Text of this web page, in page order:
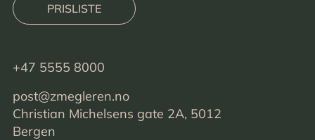
PRISLISTE
+47 5555 8000
post@zmegleren.no
Christian Michelsens gate 2A, 5012
Bergen